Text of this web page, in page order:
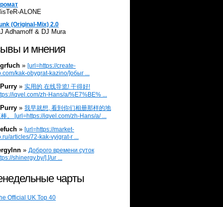
ALONE
(Original-Mix) 2.0
Adhamoff & DJ Mura
и мнения
» [url=https://create-
kak-obygrat-kazino/]обыг ...
» 实用的 在线导览! 干得好!
iqvel.com/zh-Hans/a/%E7%BE% ...
» 我早就想, 看到你们相册那样的地
。 [url=https://iqvel.com/zh-Hans/a/ ...
» [url=https://market-
articles/72-kak-vyigrat-r ...
» Доброго времени суток
shinergy.by/].[/ur ...
чарты
Official UK Top 40